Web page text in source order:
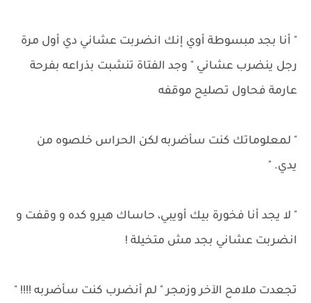
" أنا بجد مبسوطة أوي إنك انضربت عشاني دي أول مرة
رجل ينضرب عشاني " وجد الفتاة تنشبت بذراعه بفرحة
عارمة فحاول تصليح موقفه
" لمعلوماتك كنت سأضربه لكن الحراس خلصوه من
يدي. "
" لا يجد أنا فخورة بيك أويبي، حاساك هيرو كده و وقفت و
انضربت عشاني بجد مش متخيلة !
تجعدت ملامح الآخر وزمجر " لم أنضرب كنت سأضربه !!!! "